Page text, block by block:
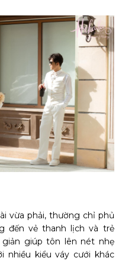
vừa phải, thường chỉ phủ
đến vẻ thanh lịch và trẻ
giúp tôn lên nét nhẹ
nhiều kiểu váy cưới khác